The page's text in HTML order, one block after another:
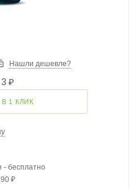
Нашли дешевле?
₽
1 КЛИК
- бесплатно
₽